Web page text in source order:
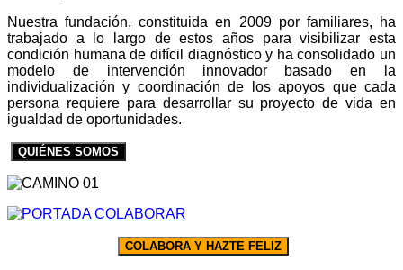
Nuestra fundación, constituida en 2009 por familiares, ha
trabajado a lo largo de estos años para visibilizar esta
condición humana de difícil diagnóstico y ha consolidado un
modelo de intervención innovador basado en la
individualización y coordinación de los apoyos que cada
persona requiere para desarrollar su proyecto de vida en
igualdad de oportunidades.
QUIÉNES SOMOS
COLABORA Y HAZTE FELIZ